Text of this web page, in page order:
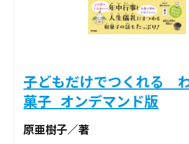
子どもだけでつくれる
菓子_オンデマンド版
原亜樹子／著